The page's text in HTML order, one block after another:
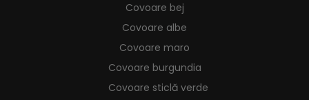
Covoare bej
Covoare albe
Covoare maro
Covoare burgundia
Covoare sticlă verde